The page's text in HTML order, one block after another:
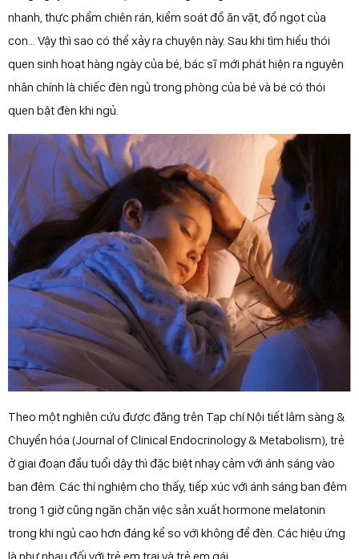
nhanh, thực phẩm chiên rán, kiểm soát đồ ăn vặt, đồ ngọt của
con... Vậy thì sao có thể xảy ra chuyện này. Sau khi tìm hiểu thói
quen sinh hoạt hàng ngày của bé, bác sĩ mới phát hiện ra nguyên
nhân chính là chiếc đèn ngủ trong phòng của bé và bé có thói
quen bật đèn khi ngủ.
Theo một nghiên cứu được đăng trên Tạp chí Nội tiết lâm sàng &
Chuyển hóa (Journal of Clinical Endocrinology & Metabolism), trẻ
ở giai đoạn đầu tuổi dậy thì đặc biệt nhạy cảm với ánh sáng vào
ban đêm. Các thí nghiệm cho thấy, tiếp xúc với ánh sáng ban đêm
trong 1 giờ cũng ngăn chặn việc sản xuất hormone melatonin
trong khi ngủ cao hơn đáng kể so với không để đèn. Các hiệu ứng